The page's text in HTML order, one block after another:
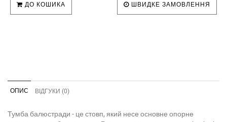
ДО КОШИКА ШВИДКЕ ЗАМОВЛЕННЯ
ОПИС ВІДГУКИ (0)
Тумба балюстради - це стовп, який несе основне опорне